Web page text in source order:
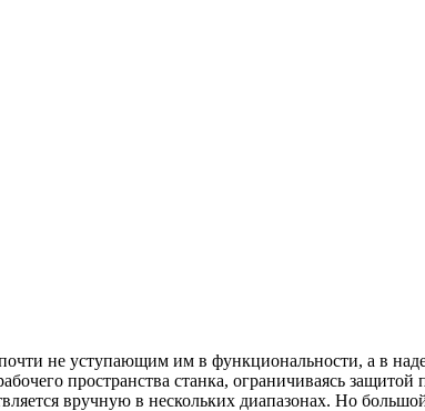
не уступающим им в функциональности, а в
пространства станка, ограничиваясь защитой
вручную в нескольких диапазонах. Но